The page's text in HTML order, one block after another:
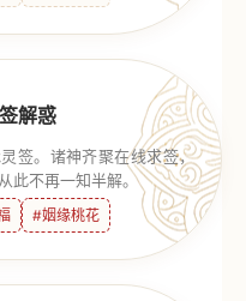
解惑
签。诸神齐聚在线求签，
此不再一知半解。
#姻缘桃花